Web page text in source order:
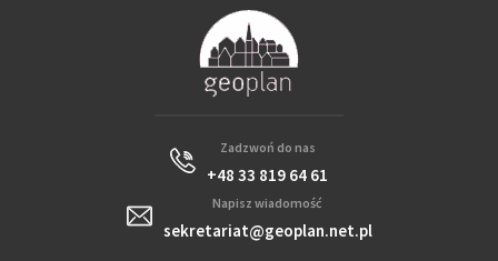
Zadzwoń do nas
+48 33 819 64 61
Napisz wiadomość
sekretariat@geoplan.net.pl